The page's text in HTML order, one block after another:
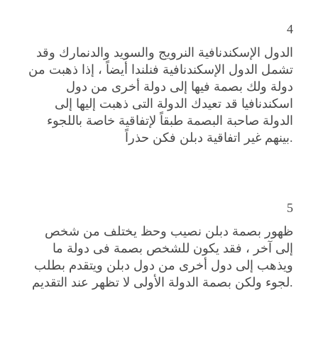
4
تشمل الدول الإسكندنافية فنلندا أيضاً ، إذا ذهبت من
دولة ولك بصمة فيها إلى دولة أخرى من دول
اسكندنافيا قد تعيدك الدولة التى ذهبت إليها إلى
الدولة صاحبة البصمة طبقاً لإتفاقية خاصة باللجوء
بينهم غير اتفاقية دبلن فكن حذراً.
5
ظهور بصمة دبلن نصيب وحظ يختلف من شخص
إلى آخر ، فقد يكون للشخص بصمة فى دولة ما
ويذهب إلى دول أخرى من دول دبلن ويتقدم بطلب
لجوء ولكن بصمة الدولة الأولى لا تظهر عند التقديم.